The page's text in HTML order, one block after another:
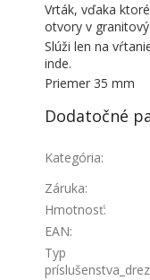
Vrták, vďaka
otvory v
Slúži len na
inde.
Priemer 35 mm
Dodatočné
Kategória:
Záruka:
Hmotnosť:
EAN:
Typ